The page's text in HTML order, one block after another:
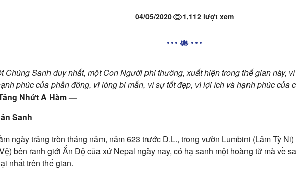
04/05/2020 1,112 lượt xem
Chúng Sanh duy nhất, một Con Người phi thường, xuất hiện trong thế gian này,
phúc của phần đông, vì lòng bi mẫn, vì sự tốt đẹp, vì lợi ích và hạnh phúc của
Nhứt A Hàm —
Sanh
ngày trăng tròn tháng năm, năm 623 trước D.L., trong vườn Lumbini (Lâm Tỳ
bên ranh giới Ấn Độ của xứ Nepal ngày nay, có hạ sanh một hoàng tử mà về
nhất trên thế gian.